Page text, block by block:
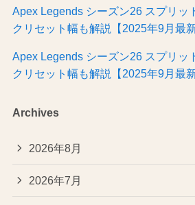
Apex Legends シーズン26 スプリッ
クリセット幅も解説【2025年9月最新
Apex Legends シーズン26 スプリッ
クリセット幅も解説【2025年9月最新
Archives
2026年8月
2026年7月